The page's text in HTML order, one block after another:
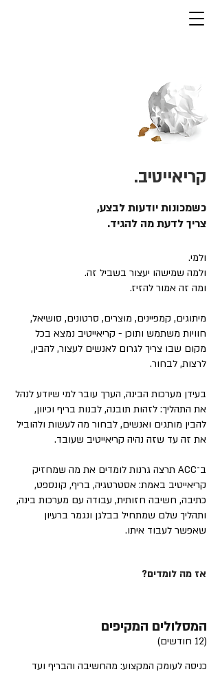
קריאייטיב.
כשמכונות יודעות לבצע,
צריך לדעת מה להגיד.
ולמי.
ולמה שמישהו יעצור בשביל זה.
ומה זה אמור להזיז.
מיתוגים, קמפיינים, מוצרים, סרטונים, סושיאל,
חוויות משתמש ותוכן - קריאייטיב נמצא בכל
מקום שבו צריך לגרום לאנשים לעצור, להבין,
לרצות, לבחור.
בעידן מערכות הבינה, הערך עובר למי שיודע לנהל
את התהליך: לזהות תובנה, לבנות בריף וכיוון,
להבין מותגים ואנשים, לבחור מה לעשות ולהוביל
את זה עד שזה נהיה קריאייטיב שעובד.
ב־ACC תרצה גרנות לומדים את מה שמחזיק
קריאייטיב באמת: אסטרטגיה, בריף, קונספט,
כתיבה, חשיבה חזותית, עבודה עם מערכות בינה,
ותהליך שלם שמתחיל בבלגן ונגמר ברעיון
שאפשר לעבוד איתו.
אז מה לומדים?
המסלולים המקיפים
(12 חודשים)
כניסה לעומק המקצוע: מהחשיבה והבריף ועד